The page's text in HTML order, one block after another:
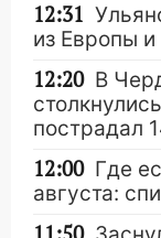
12:31
из Европы
12:20 В
пострадал
12:00 Где
августа: